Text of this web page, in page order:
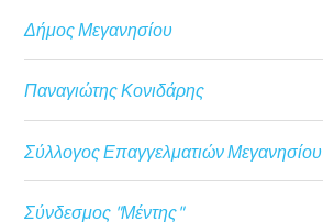
Δήμος Μεγανησίου
Παναγιώτης Κονιδάρης
Σύλλογος Επαγγελματιών Μεγανησίου
Σύνδεσμος "Μέντης"